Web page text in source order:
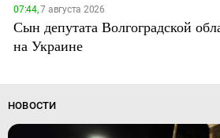
07:44,7 августа 2026
Сын депутата Волгоградской
на Украине
НОВОСТИ